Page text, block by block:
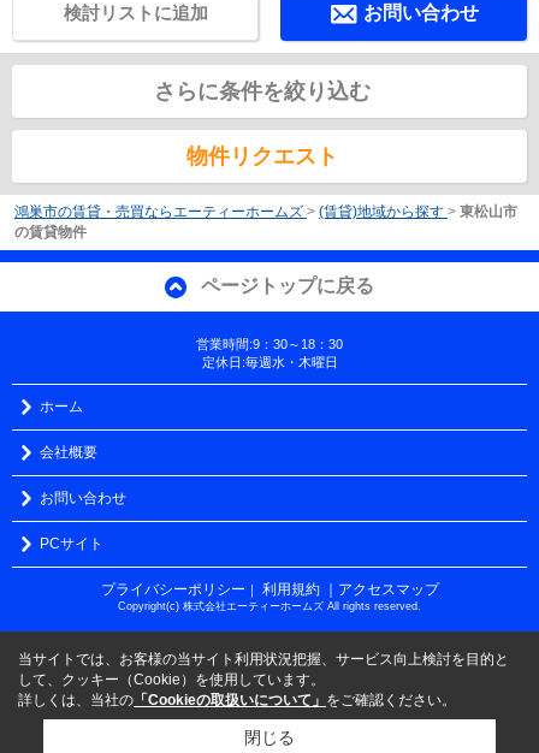
お問い合わせ
検討リストに追加
さらに条件を絞り込む
物件リクエスト
鴻巣市の賃貸・売買ならエーティーホームズ > (賃貸)地域から探す > 東松山市
の賃貸物件
ページトップに戻る
営業時間:9：30～18：30
定休日:毎週水・木曜日
ホーム
会社概要
お問い合わせ
PCサイト
プライバシーポリシー ｜ 利用規約 ｜アクセスマップ
Copyright(c) 株式会社エーティーホームズ All rights reserved.
当サイトでは、お客様の当サイト利用状況把握、サービス向上検討を目的と
して、クッキー（Cookie）を使用しています。
詳しくは、当社の 「Cookieの取扱いについて」 をご確認ください。
閉じる